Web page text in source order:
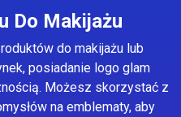
Do Makijażu
do makijażu lub
posiadanie logo glam
Możesz skorzystać z
na emblematy, aby